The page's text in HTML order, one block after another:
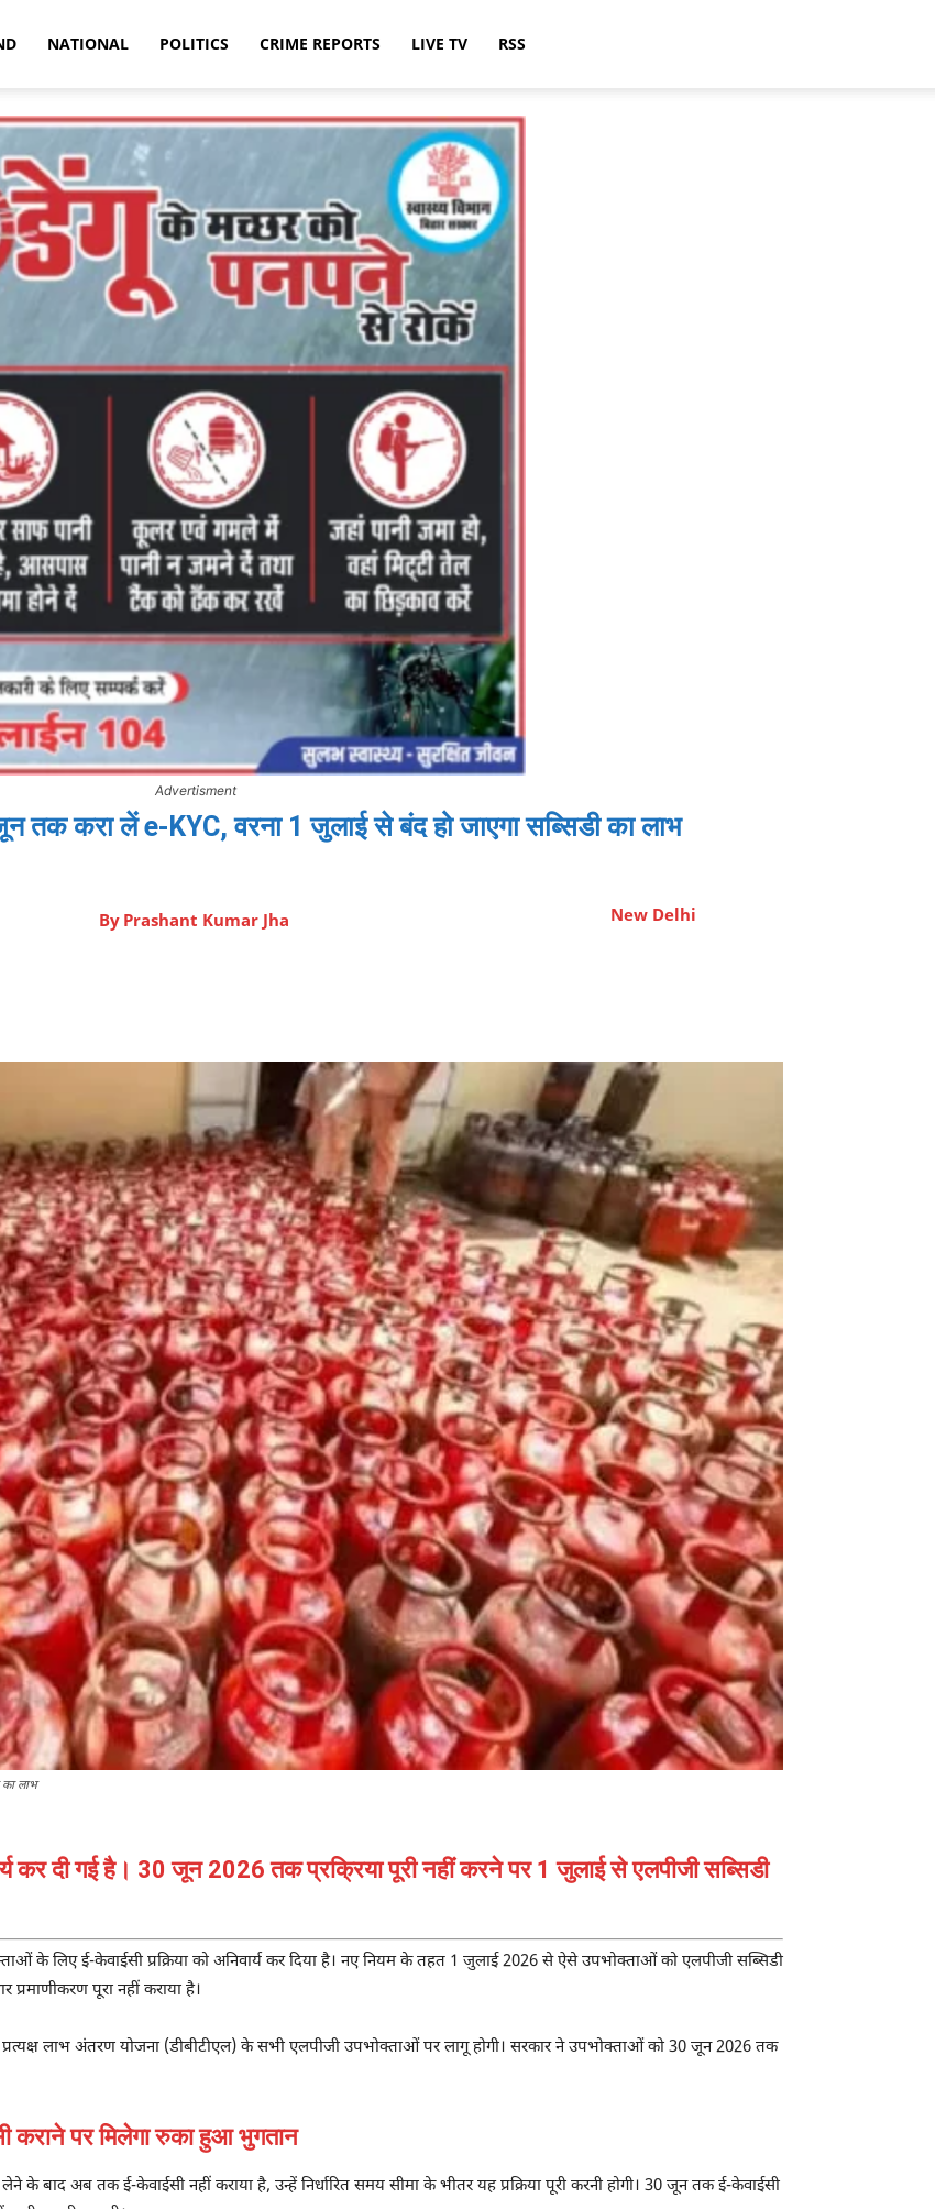
NATIONAL POLITICS CRIME REPORTS LIVE TV RSS
Advertisment
करा लें e-KYC, वरना 1 जुलाई से बंद हो जाएगा सब्सिडी का लाभ
By Prashant Kumar Jha New Delhi
का लाभ
कर दी गई है। 30 जून 2026 तक प्रक्रिया पूरी नहीं करने पर 1 जुलाई से एलपीजी सब्सिडी
के लिए ई-केवाईसी प्रक्रिया को अनिवार्य कर दिया है। नए नियम के तहत 1 जुलाई 2026 से ऐसे उपभोक्ताओं को एलपीजी सब्सिडी
प्रमाणीकरण पूरा नहीं कराया है।
प्रत्यक्ष लाभ अंतरण योजना (डीबीटीएल) के सभी एलपीजी उपभोक्ताओं पर लागू होगी। सरकार ने उपभोक्ताओं को 30 जून 2026 तक
पर मिलेगा रुका हुआ भुगतान
बाद अब तक ई-केवाईसी नहीं कराया है, उन्हें निर्धारित समय सीमा के भीतर यह प्रक्रिया पूरी करनी होगी। 30 जून तक ई-केवाईसी